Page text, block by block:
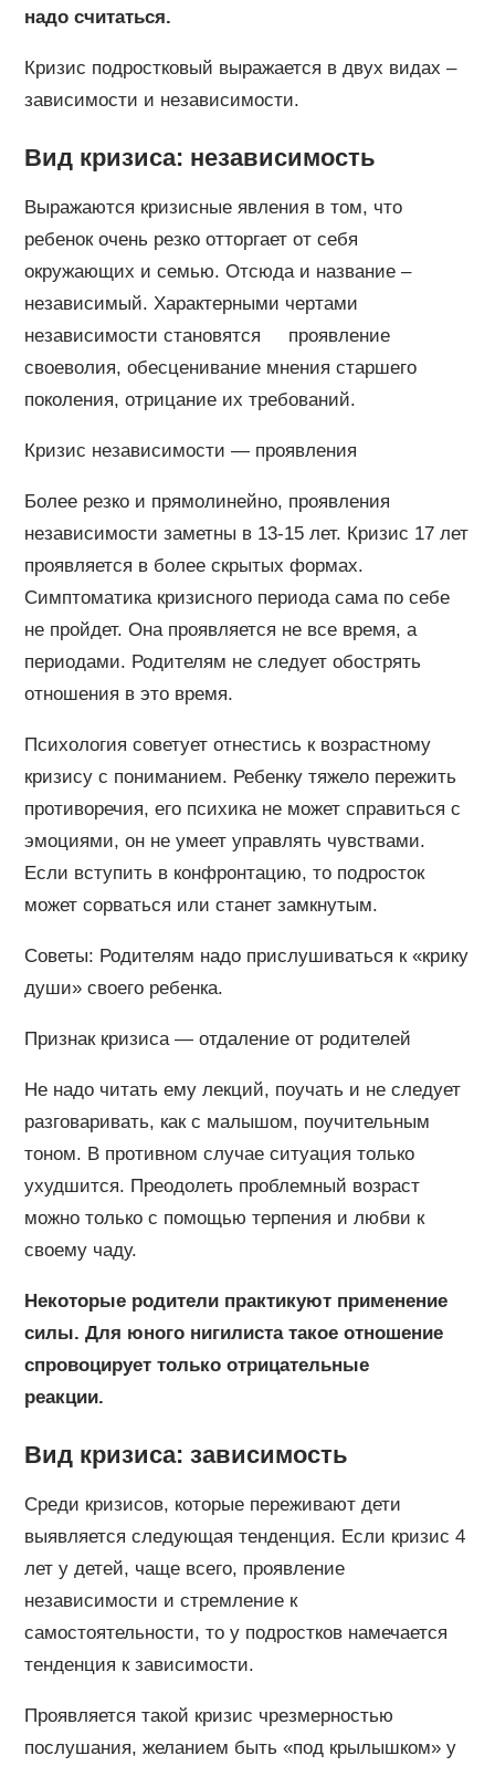
надо считаться.
Кризис подростковый выражается в двух видах –
зависимости и независимости.
Вид кризиса: независимость
Выражаются кризисные явления в том, что
ребенок очень резко отторгает от себя
окружающих и семью. Отсюда и название –
независимый. Характерными чертами
независимости становятся проявление
своеволия, обесценивание мнения старшего
поколения, отрицание их требований.
Кризис независимости — проявления
Более резко и прямолинейно, проявления
независимости заметны в 13-15 лет. Кризис 17 лет
проявляется в более скрытых формах.
Симптоматика кризисного периода сама по себе
не пройдет. Она проявляется не все время, а
периодами. Родителям не следует обострять
отношения в это время.
Психология советует отнестись к возрастному
кризису с пониманием. Ребенку тяжело пережить
противоречия, его психика не может справиться с
эмоциями, он не умеет управлять чувствами.
Если вступить в конфронтацию, то подросток
может сорваться или станет замкнутым.
Советы: Родителям надо прислушиваться к «крику
души» своего ребенка.
Признак кризиса — отдаление от родителей
Не надо читать ему лекций, поучать и не следует
разговаривать, как с малышом, поучительным
тоном. В противном случае ситуация только
ухудшится. Преодолеть проблемный возраст
можно только с помощью терпения и любви к
своему чаду.
Некоторые родители практикуют применение
силы. Для юного нигилиста такое отношение
спровоцирует только отрицательные
реакции.
Вид кризиса: зависимость
Среди кризисов, которые переживают дети
выявляется следующая тенденция. Если кризис 4
лет у детей, чаще всего, проявление
независимости и стремление к
самостоятельности, то у подростков намечается
тенденция к зависимости.
Проявляется такой кризис чрезмерностью
послушания, желанием быть «под крылышком» у